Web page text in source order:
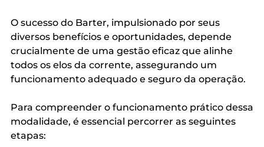
O sucesso do Barter, impulsionado por seus
diversos benefícios e oportunidades, depende
crucialmente de uma gestão eficaz que alinhe
todos os elos da corrente, assegurando um
funcionamento adequado e seguro da operação.
Para compreender o funcionamento prático dessa
modalidade, é essencial percorrer as seguintes
etapas: